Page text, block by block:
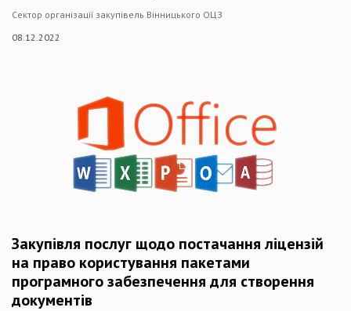
Сектор організації закупівель Вінницького ОЦЗ
08.12.2022
Закупівля послуг щодо постачання ліцензій
на право користування пакетами
програмного забезпечення для створення
документів